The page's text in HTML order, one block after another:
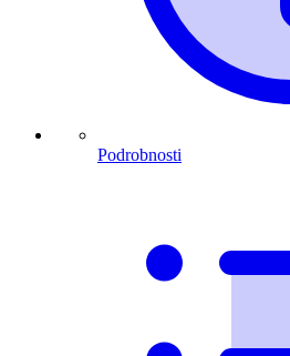
Podrobnosti